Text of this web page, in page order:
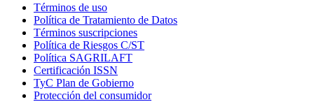
Términos de uso
in
new
window
Política de Tratamiento de Datos
Términos suscripciones
in
Política de Riesgos C/ST
Política SAGRILAFT
new
window
Certificación ISSN
in
new
TyC Plan de Gobierno
in
Protección del consumidorOpens